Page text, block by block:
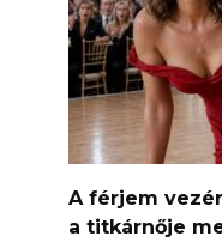
A férjem
a titkárnője